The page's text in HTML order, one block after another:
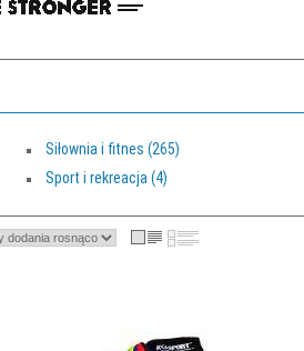
Siłownia i fitnes (265)
Sport i rekreacja (4)